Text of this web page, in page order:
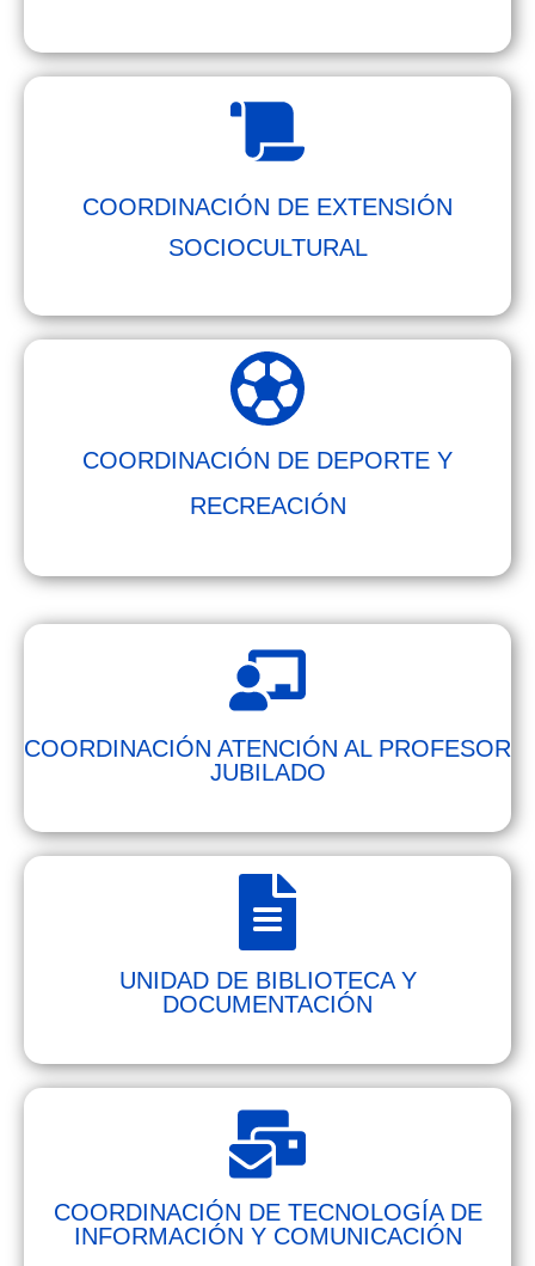
COORDINACIÓN DE EXTENSIÓN
SOCIOCULTURAL
COORDINACIÓN DE DEPORTE Y
RECREACIÓN
COORDINACIÓN ATENCIÓN AL PROFESOR
JUBILADO
UNIDAD DE BIBLIOTECA Y
DOCUMENTACIÓN
COORDINACIÓN DE TECNOLOGÍA DE
INFORMACIÓN Y COMUNICACIÓN